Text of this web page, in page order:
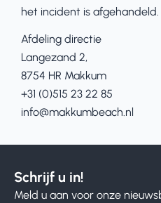
het incident is afgehandeld.
Afdeling directie
Langezand 2,
8754 HR Makkum
+31 (0)515 23 22 85
info@makkumbeach.nl
Schrijf u in!
Meld u aan voor onze